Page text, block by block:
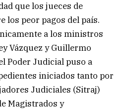
que los jueces de
los peor pagos del país.
a los ministros
Vázquez y Guillermo
Poder Judicial puso a
iniciados tanto por
Judiciales (Sitraj)
Magistrados y